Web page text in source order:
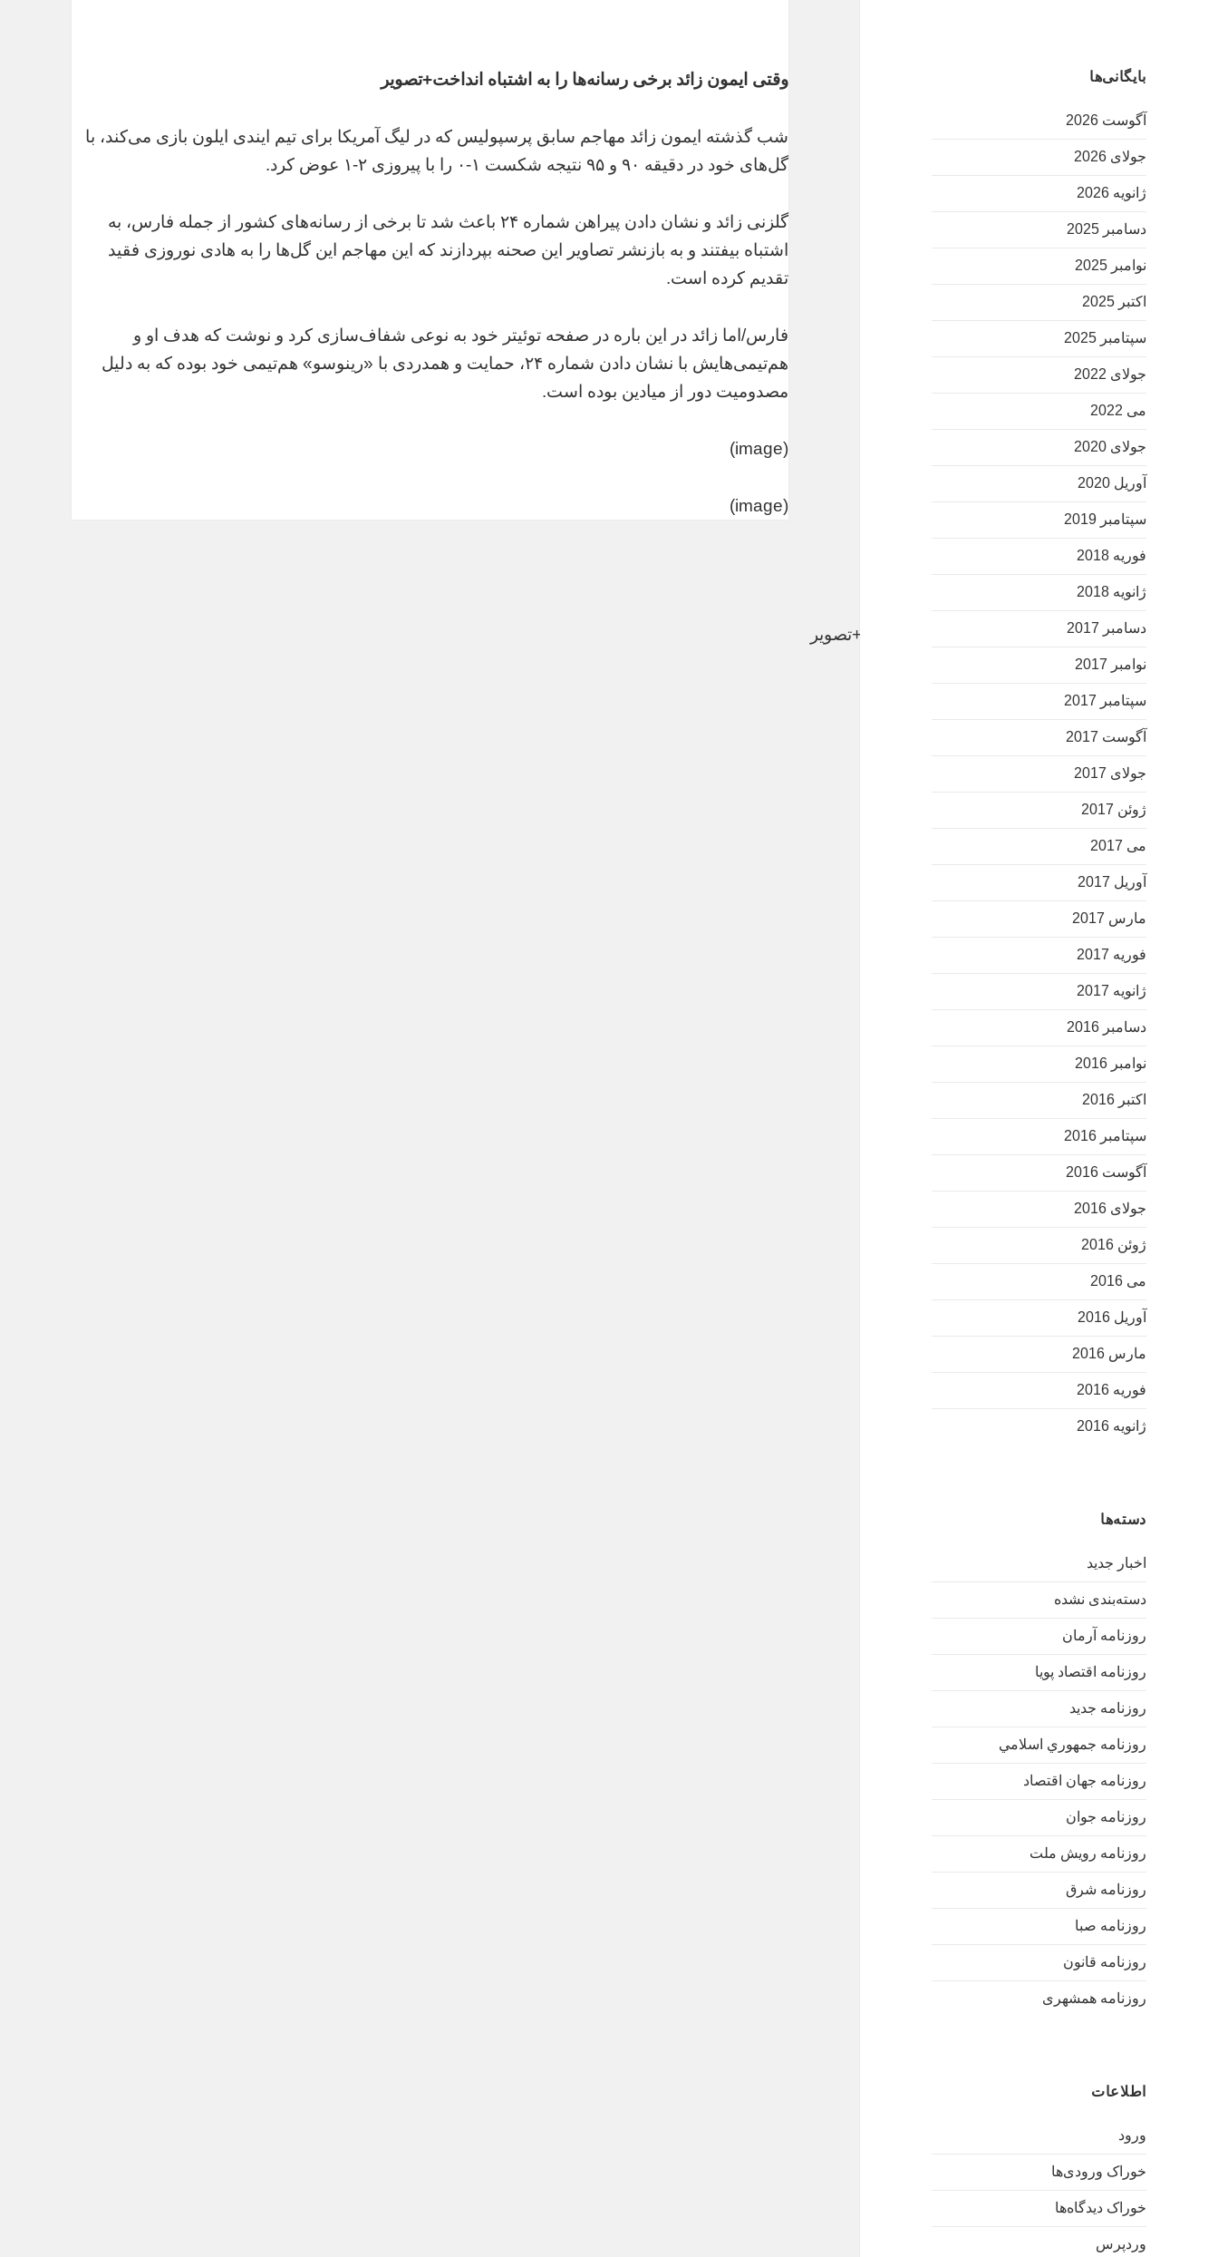
بایگانی‌ها
آگوست 2026
جولای 2026
ژانویه 2026
دسامبر 2025
نوامبر 2025
اکتبر 2025
سپتامبر 2025
جولای 2022
می 2022
جولای 2020
آوریل 2020
سپتامبر 2019
فوریه 2018
ژانویه 2018
دسامبر 2017
نوامبر 2017
سپتامبر 2017
آگوست 2017
جولای 2017
ژوئن 2017
می 2017
آوریل 2017
مارس 2017
فوریه 2017
ژانویه 2017
دسامبر 2016
نوامبر 2016
اکتبر 2016
سپتامبر 2016
آگوست 2016
جولای 2016
ژوئن 2016
می 2016
آوریل 2016
مارس 2016
فوریه 2016
ژانویه 2016
دسته‌ها
اخبار جدید
دسته‌بندی نشده
روزنامه آرمان
روزنامه اقتصاد پویا
روزنامه جدید
روزنامه جمهوري اسلامي
روزنامه جهان اقتصاد
روزنامه جوان
روزنامه رویش ملت
روزنامه شرق
روزنامه صبا
روزنامه قانون
روزنامه همشهری
اطلاعات
ورود
خوراک ورودی‌ها
خوراک دیدگاه‌ها
وردپرس
وقتی ایمون زائد برخی رسانه‌ها را به اشتباه انداخت+تصویر
شب گذشته ایمون زائد مهاجم سابق پرسپولیس که در لیگ آمریکا برای تیم ایندی ایلون بازی می‌کند، با
گل‌های خود در دقیقه ۹۰ و ۹۵ نتیجه شکست ۱-۰ را با پیروزی ۲-۱ عوض کرد.
گلزنی زائد و نشان دادن پیراهن شماره ۲۴ باعث شد تا برخی از رسانه‌های کشور از جمله فارس، به
اشتباه بیفتند و به بازنشر تصاویر این صحنه بپردازند که این مهاجم این گل‌ها را به هادی نوروزی فقید
تقدیم کرده است.
فارس/اما زائد در این باره در صفحه توئیتر خود به نوعی شفاف‌سازی کرد و نوشت که هدف او و
هم‌تیمی‌هایش با نشان دادن شماره ۲۴، حمایت و همدردی با «رینوسو» هم‌تیمی خود بوده که به دلیل
مصدومیت دور از میادین بوده است.
(image)
(image)
وقتی ایمون زائد برخی رسانه‌ها را به اشتباه انداخت+تصویر
فروش بک لینک